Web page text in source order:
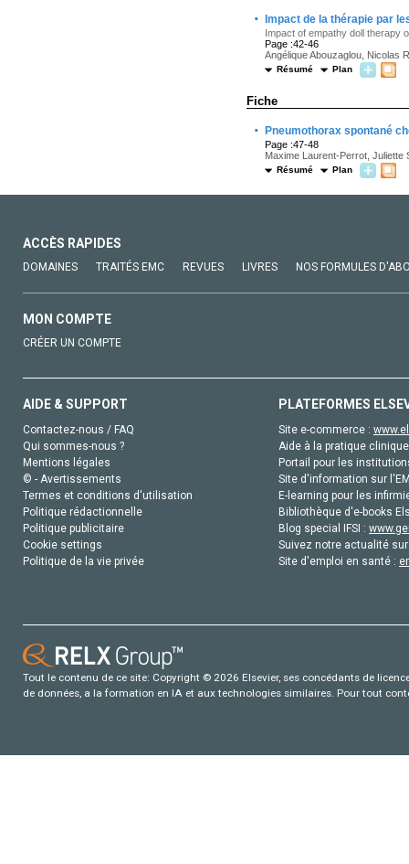
· Impact de la thérapie par
Impact of empathy doll therapy
Page :42-46
Angélique Abouzaglou, Nicolas
Résumé Plan
Fiche
· Pneumothorax spontané
Page :47-48
Maxime Laurent-Perrot, Juliette
Résumé Plan
ACCÈS RAPIDES
DOMAINES TRAITÉS EMC REVUES LIVRES NOS FORMULES
MON COMPTE
CRÉER UN COMPTE
AIDE & SUPPORT
Contactez-nous / FAQ
Qui sommes-nous ?
Mentions légales
© - Avertissements
Termes et conditions d'utilisation
Politique rédactionnelle
Politique publicitaire
Cookie settings
Politique de la vie privée
PLATEFORMES
Site e-commerce :
Aide à la pratique
Portail pour les
Site d'information sur
E-learning pour les
Bibliothèque d'e-books
Blog special IFSI :
Suivez notre actualité
Site d'emploi en santé :
Tout le contenu de ce site: Copyright © 2026 Elsevier, ses concédants de
de données, a la formation en IA et aux technologies similaires. Pour tout